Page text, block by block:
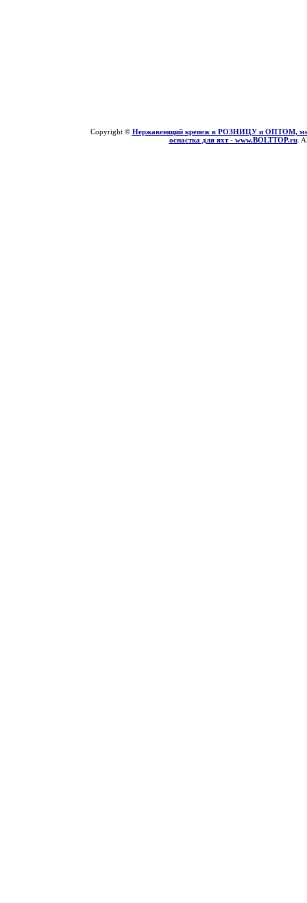
Copyright © Нержавеющий крепеж в РОЗНИЦУ и ОПТОМ,
оснастка для яхт - www.BOLTTOP.ru.